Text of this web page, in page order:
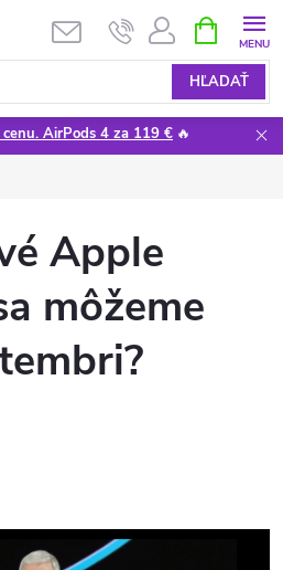
HĽADAŤ
KOŠÍK
AirPods 4 za 119 € 🔥
Apple
môžeme